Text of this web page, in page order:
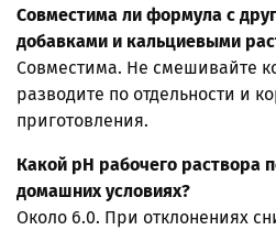
Совместима ли формула с
добавками и кальциевыми
Совместима. Не смешивайте
разводите по отдельности и
приготовления.
Какой pH рабочего раствора
домашних условиях?
Около 6.0. При отклонениях